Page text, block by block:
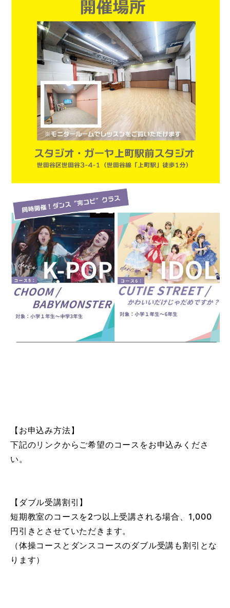
【お申込み方法】
下記のリンクからご希望のコースをお申込みくださ
い。
【ダブル受講割引】
短期教室のコースを2つ以上受講される場合、1,000
円引きとさせていただきます。
（体操コースとダンスコースのダブル受講も割引とな
ります）